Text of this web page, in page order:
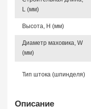
L (мм)
Высота, Н (мм)
Диаметр маховика, W
(мм)
Тип штока (шпинделя)
Описание